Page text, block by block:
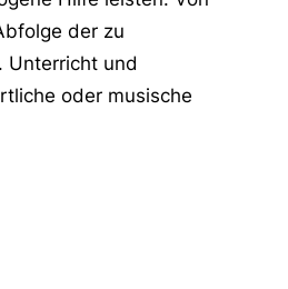
der zu
Unterricht und
oder musische